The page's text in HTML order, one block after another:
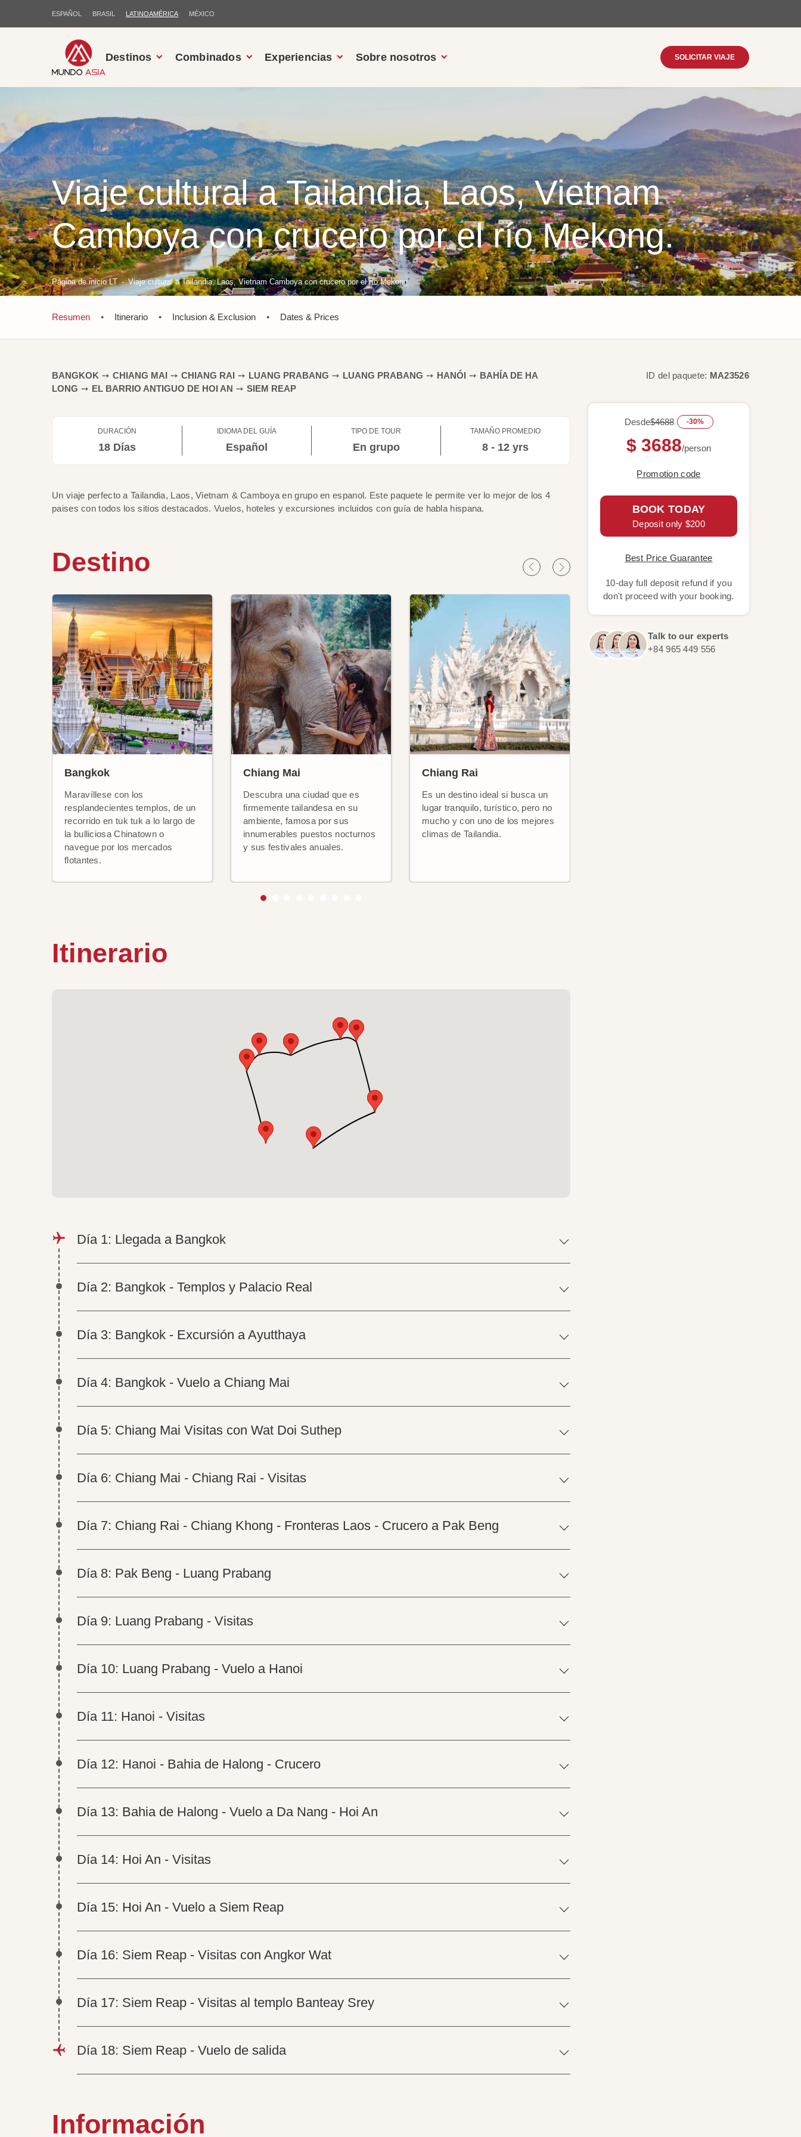
ESPAÑOL BRASIL LATINOAMÉRICA MÉXICO
Destinos Combinados Experiencias Sobre nosotros SOLICITAR VIAJE
Viaje cultural a Tailandia, Laos, Vietnam
Camboya con crucero por el río Mekong.
Página de inicio LT Viaje cultural a Tailandia, Laos, Vietnam Camboya con crucero por el río Mekong.
Resumen • Itinerario • Inclusion & Exclusion • Dates & Prices
BANGKOK ➙ CHIANG MAI ➙ CHIANG RAI ➙ LUANG PRABANG ➙ LUANG PRABANG ➙ HANÓI ➙ BAHÍA DE HA
LONG ➙ EL BARRIO ANTIGUO DE HOI AN ➙ SIEM REAP
DURACIÓN
18 Días
IDIOMA DEL GUÍA
Español
TIPO DE TOUR
En grupo
TAMAÑO PROMEDIO
8 - 12 yrs
Un viaje perfecto a Tailandia, Laos, Vietnam & Camboya en grupo en espanol. Este paquete le permite ver lo mejor de los 4
paises con todos los sitios destacados. Vuelos, hoteles y excursiones incluidos con guía de habla hispana.
Destino
Bangkok
Maravíllese con los
resplandecientes templos, de un
recorrido en tuk tuk a lo largo de
la bulliciosa Chinatown o
navegue por los mercados
flotantes.
Chiang Mai
Descubra una ciudad que es
firmemente tailandesa en su
ambiente, famosa por sus
innumerables puestos nocturnos
y sus festivales anuales.
Chiang Rai
Es un destino ideal si busca un
lugar tranquilo, turístico, pero no
mucho y con uno de los mejores
climas de Tailandia.
Itinerario
Día 1: Llegada a Bangkok
Día 2: Bangkok - Templos y Palacio Real
Día 3: Bangkok - Excursión a Ayutthaya
Día 4: Bangkok - Vuelo a Chiang Mai
Día 5: Chiang Mai Visitas con Wat Doi Suthep
Día 6: Chiang Mai - Chiang Rai - Visitas
Día 7: Chiang Rai - Chiang Khong - Fronteras Laos - Crucero a Pak Beng
Día 8: Pak Beng - Luang Prabang
Día 9: Luang Prabang - Visitas
Día 10: Luang Prabang - Vuelo a Hanoi
Día 11: Hanoi - Visitas
Día 12: Hanoi - Bahia de Halong - Crucero
Día 13: Bahia de Halong - Vuelo a Da Nang - Hoi An
Día 14: Hoi An - Visitas
Día 15: Hoi An - Vuelo a Siem Reap
Día 16: Siem Reap - Visitas con Angkor Wat
Día 17: Siem Reap - Visitas al templo Banteay Srey
Día 18: Siem Reap - Vuelo de salida
Información
ID del paquete: MA23526
Desde$4688 -30%
$ 3688/person
Promotion code
BOOK TODAY
Deposit only $200
Best Price Guarantee
10-day full deposit refund if you
don't proceed with your booking.
Talk to our experts
+84 965 449 556